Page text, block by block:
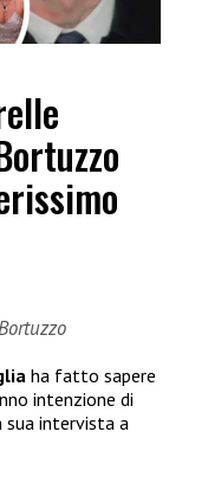
ha fatto sapere
intenzione di
sua intervista a